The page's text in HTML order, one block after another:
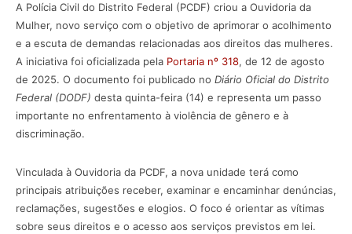
A Polícia Civil do Distrito Federal (PCDF) criou a Ouvidoria da
Mulher, novo serviço com o objetivo de aprimorar o acolhimento
e a escuta de demandas relacionadas aos direitos das mulheres.
A iniciativa foi oficializada pela Portaria nº 318, de 12 de agosto
de 2025. O documento foi publicado no Diário Oficial do Distrito
Federal (DODF) desta quinta-feira (14) e representa um passo
importante no enfrentamento à violência de gênero e à
discriminação.
Vinculada à Ouvidoria da PCDF, a nova unidade terá como
principais atribuições receber, examinar e encaminhar denúncias,
reclamações, sugestões e elogios. O foco é orientar as vítimas
sobre seus direitos e o acesso aos serviços previstos em lei.